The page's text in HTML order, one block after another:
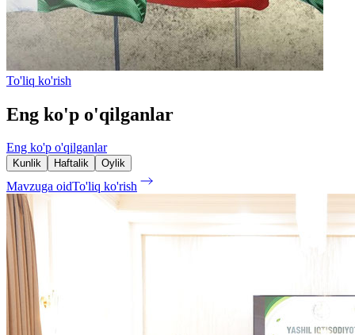
To'liq ko'rish
Eng ko'p o'qilganlar
Eng ko'p o'qilganlar
Kunlik Haftalik Oylik
Mavzuga oidTo'liq ko'rish